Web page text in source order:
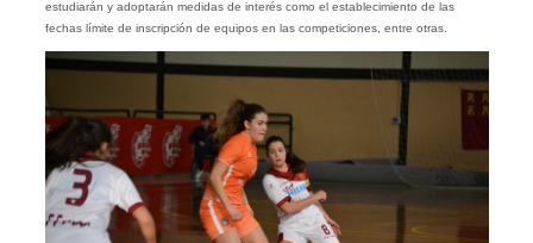
estudiarán y adoptarán medidas de interés como el establecimiento de las
fechas límite de inscripción de equipos en las competiciones, entre otras.